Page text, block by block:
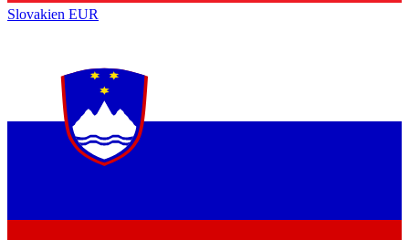
Slovakien EUR